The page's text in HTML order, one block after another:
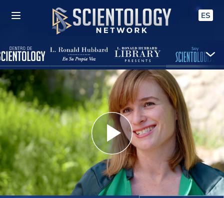
ES
Play
Video